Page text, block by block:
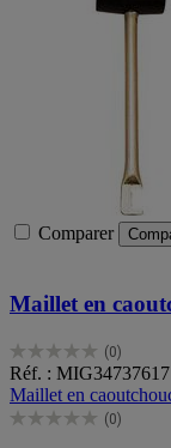
Comparer
Maillet en
(0)
0.0
sur
5
étoiles.
Réf. : MIG34737617
Maillet en
(0)
0.0